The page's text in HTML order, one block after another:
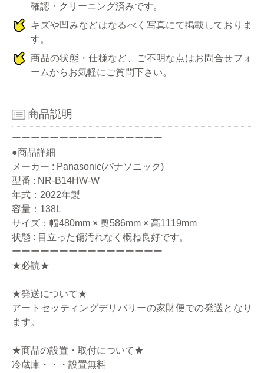
確認・クリーニング済みです。
キズや凹みなどはなるべく写真にて掲載しておりま
す。
商品の状態・仕様など、ご不明な点はお問合せフォ
ームからお気軽にご質問下さい。
商品説明
ーーーーーーーーーーーーーーーー
●商品詳細
メーカー : Panasonic(パナソニック)
型番 : NR-B14HW-W
年式：2022年製
容量：138L
サイズ：幅480mm × 奥586mm × 高1119mm
状態 : 目立った傷汚れなく概ね良好です。
ーーーーーーーーーーーーーーーー
★必読★
★発送について★
アートセッティングデリバリーの家財便での発送となり
ます。
★商品の設置・取付について★
冷蔵庫・・・設置無料